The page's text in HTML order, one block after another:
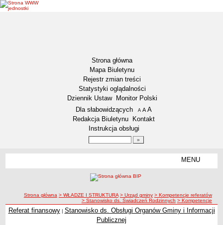
Strona główna
Mapa Biuletynu
Rejestr zmian treści
Statystyki oglądalności
Dziennik Ustaw
Monitor Polski
Menu dodatkowe
Dla słabowidzących A pomniejsz czcionkę
A standardowy rozmiar czcionki
A
Redakcja Biuletynu
Kontakt
Instrukcja obsługi
MENU
Status gminy
Lokalizacja
ścieżka nawigacji
Strona główna > WŁADZE I STRUKTURA > Urząd gminy > Kompetencje referatów
> Stanowisko ds. Świadczeń Rodzinnych > Kompetencje
Referat finansowy| Stanowisko ds. Obsługi Organów Gminy i Informacji
Publicznej